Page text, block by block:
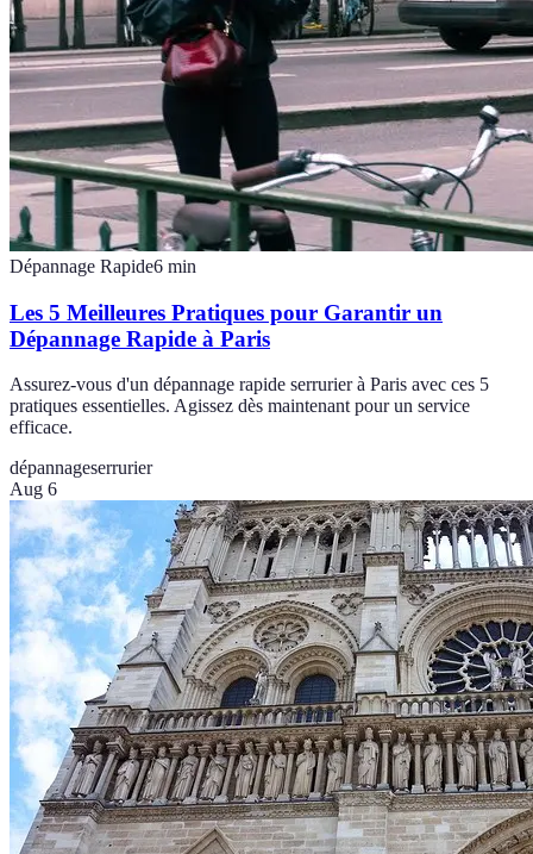
Dépannage Rapide6 min
Les 5 Meilleures Pratiques pour Garantir un
Dépannage Rapide à Paris
Assurez-vous d'un dépannage rapide serrurier à Paris avec ces 5
pratiques essentielles. Agissez dès maintenant pour un service
efficace.
dépannageserrurier
Aug 6